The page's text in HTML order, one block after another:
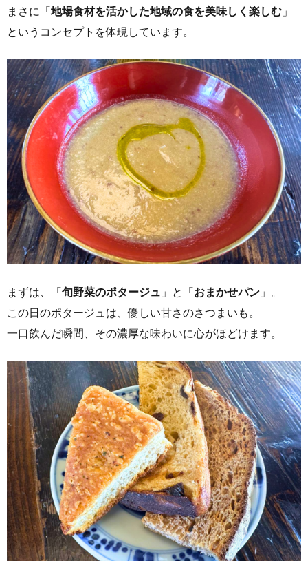
まさに「地場食材を活かした地域の食を美味しく楽しむ 」
というコンセプトを体現しています。
まずは、「旬野菜のポタージュ 」と「おまかせパン 」。
この日のポタージュは、優しい甘さのさつまいも。 ​
一口飲んだ瞬間、その濃厚な味わいに心がほどけます。